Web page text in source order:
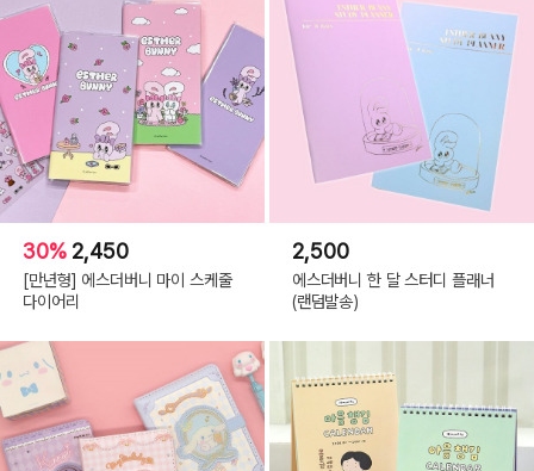
30% 2,450
[만년형] 에스더버니 마이 스케줄
다이어리
2,500
에스더버니 한 달 스터디 플래너
(랜덤발송)